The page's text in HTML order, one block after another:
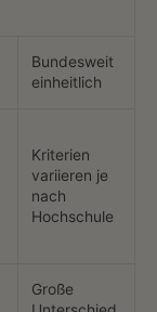
Bundesweit
einheitlich
Kriterien
variieren je
nach
Hochschule
Große